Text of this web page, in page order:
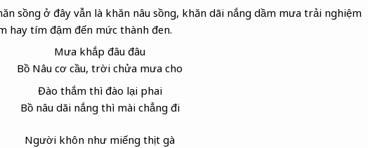
sồng ở đây vẫn là khăn nâu sồng, khăn dãi nắng dầm mưa trải nghiệm
hay tím đậm đến mức thành đen.
Mưa khắp đâu đâu
Bồ Nâu cơ cầu, trời chửa mưa cho
Đào thắm thì đào lại phai
Bồ nâu dãi nắng thì mài chẳng đi
Người khôn như miếng thịt gà